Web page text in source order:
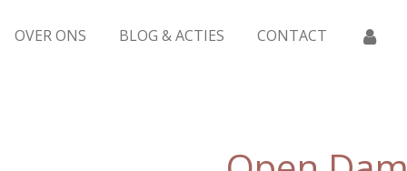
OVER ONS BLOG & ACTIES CONTACT